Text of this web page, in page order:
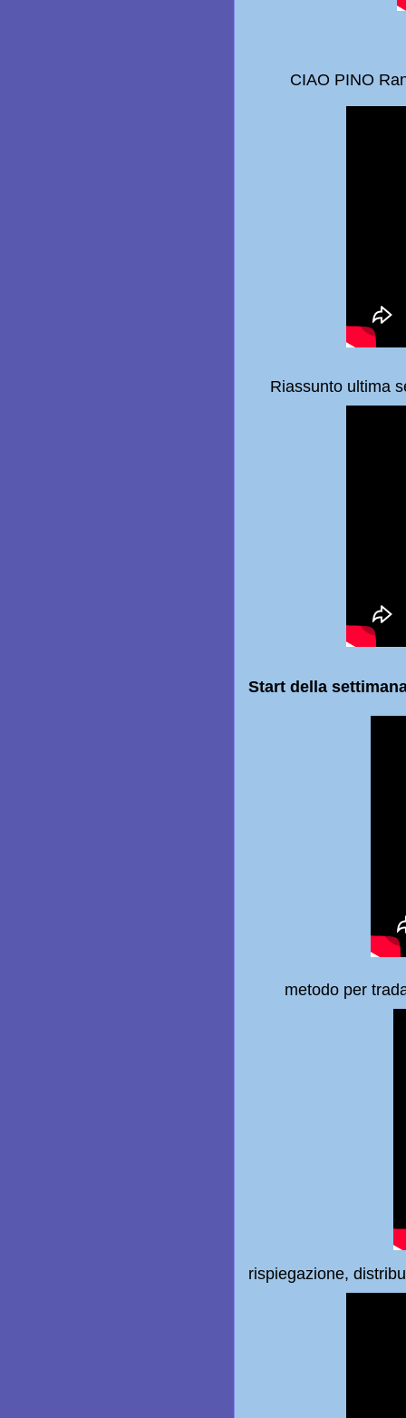
CIAO PINO
Riassunto ultima
Start della
metodo per
rispiegazione,